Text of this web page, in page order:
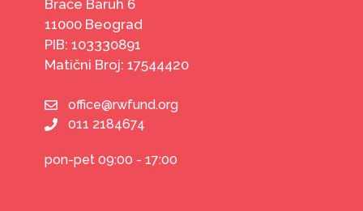
Braće Baruh 6
11000 Beograd
PIB: 103330891
Matični Broj: 17544420
office@rwfund.org
011 2184674
pon-pet 09:00 - 17:00